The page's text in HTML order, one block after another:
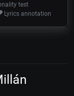
test
Lyrics annotation